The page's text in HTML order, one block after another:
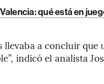
qué está en
a concluir que
indicó el analista